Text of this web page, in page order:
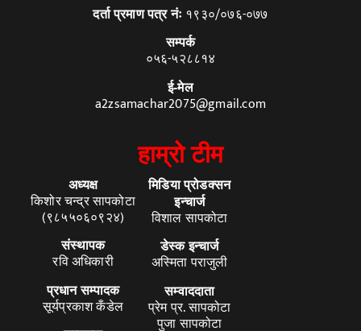
दर्ता प्रमाण पत्र नंः १९३०/०७६-०७७
सम्पर्क
०५६-५२८८१४
ई-मेल
a2zsamachar2075@gmail.com
हाम्रो टीम
अध्यक्ष
किशोर चन्द्र सापकोटा
(९८५५०६०९२४)
संस्थापक
रवि अधिकारी
प्रधान सम्पादक
सूर्यप्रकाश कँडेल
मिडिया प्रोडक्सन
इन्चार्ज
विशाल सापकोटा
डेस्क इन्चार्ज
अस्मिता पराजुली
सम्वाददाता
प्रेम प्र. सापकोटा
पुजा सापकोटा